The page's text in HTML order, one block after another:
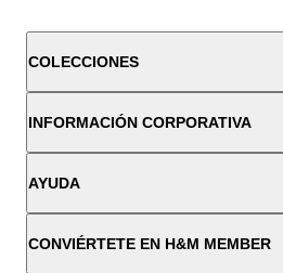
COLECCIONES
INFORMACIÓN CORPORATIVA
AYUDA
CONVIÉRTETE EN H&M MEMBER